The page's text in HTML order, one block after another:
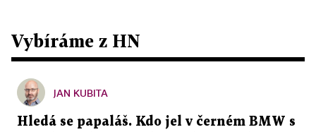
Vybíráme z HN
JAN KUBITA
Hledá se papaláš. Kdo jel v černém BMW s